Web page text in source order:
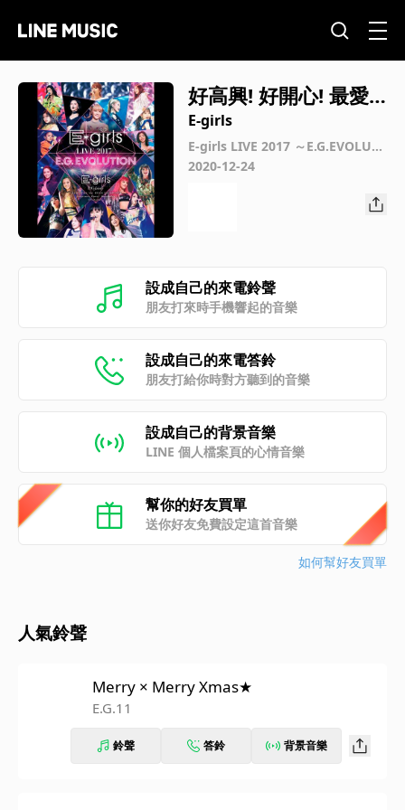
好高興! 好開心! 最愛
你了! (Live at Saitam
a Super Arena 2017.
7.16)
E-girls
E-girls LIVE 2017 ～E.G.EVOLUTI
ON～ at Saitama Super Arena 2
2020-12-24
設成自己的來電鈴聲
朋友打來時手機響起的音樂
設成自己的來電答鈴
朋友打給你時對方聽到的音樂
設成自己的背景音樂
LINE 個人檔案頁的心情音樂
幫你的好友買單
送你好友免費設定這首音樂
如何幫好友買單
人氣鈴聲
Merry × Merry Xmas★
E.G.11
鈴聲 答鈴 背景音樂